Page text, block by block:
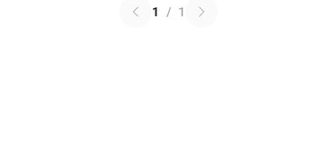
1 / 1